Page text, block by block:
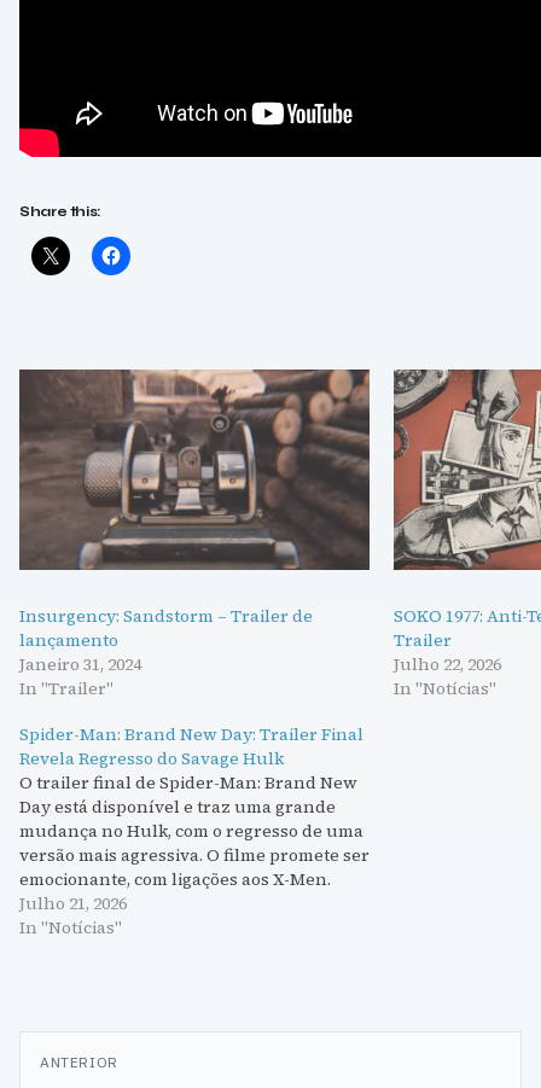
Share this:
Insurgency: Sandstorm – Trailer de
lançamento
Janeiro 31, 2024
In "Trailer"
SOKO 1977: Anti-
Trailer
Julho 22, 2026
In "Notícias"
Spider-Man: Brand New Day: Trailer Final
Revela Regresso do Savage Hulk
O trailer final de Spider-Man: Brand New
Day está disponível e traz uma grande
mudança no Hulk, com o regresso de uma
versão mais agressiva. O filme promete ser
emocionante, com ligações aos X-Men.
Julho 21, 2026
In "Notícias"
Navegação
ANTERIOR